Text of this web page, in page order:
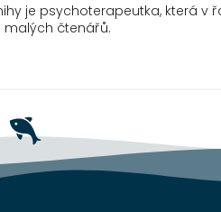
je psychoterapeutka, která
čtenářů.